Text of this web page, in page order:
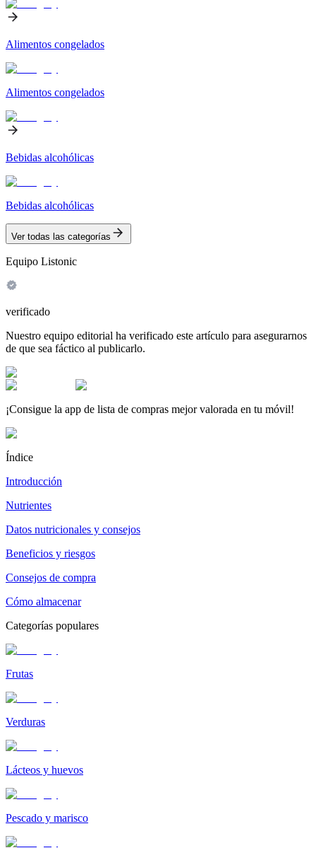
Alimentos congelados
Alimentos congelados
Bebidas alcohólicas
Bebidas alcohólicas
Ver todas las categorías
Equipo Listonic
verificado
Nuestro equipo editorial ha verificado este artículo para asegurarnos
de que sea fáctico al publicarlo.
¡Consigue la app de lista de compras mejor valorada en tu móvil!
Índice
Introducción
Nutrientes
Datos nutricionales y consejos
Beneficios y riesgos
Consejos de compra
Cómo almacenar
Categorías populares
Frutas
Verduras
Lácteos y huevos
Pescado y marisco